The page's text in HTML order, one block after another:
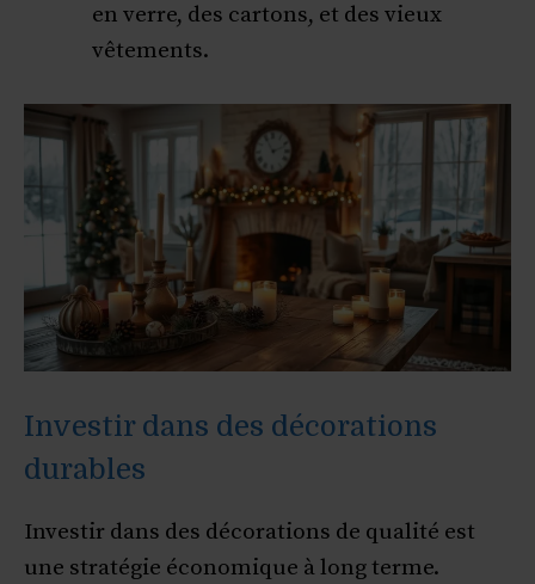
en verre, des cartons, et des vieux
vêtements.
Investir dans des décorations
durables
Investir dans des décorations de qualité est
une stratégie économique à long terme.